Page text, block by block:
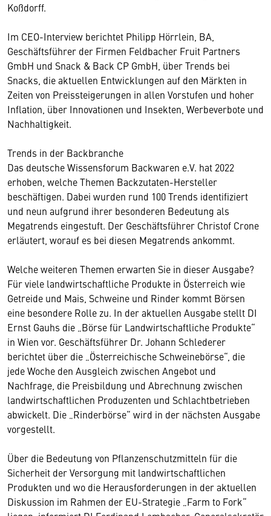
Koßdorff.
Im CEO-Interview berichtet Philipp Hörrlein, BA,
Geschäftsführer der Firmen Feldbacher Fruit Partners
GmbH und Snack & Back CP GmbH, über Trends bei
Snacks, die aktuellen Entwicklungen auf den Märkten in
Zeiten von Preissteigerungen in allen Vorstufen und hoher
Inflation, über Innovationen und Insekten, Werbeverbote und
Nachhaltigkeit.
Trends in der Backbranche
Das deutsche Wissensforum Backwaren e.V. hat 2022
erhoben, welche Themen Backzutaten-Hersteller
beschäftigen. Dabei wurden rund 100 Trends identifiziert
und neun aufgrund ihrer besonderen Bedeutung als
Megatrends eingestuft. Der Geschäftsführer Christof Crone
erläutert, worauf es bei diesen Megatrends ankommt.
Welche weiteren Themen erwarten Sie in dieser Ausgabe?
Für viele landwirtschaftliche Produkte in Österreich wie
Getreide und Mais, Schweine und Rinder kommt Börsen
eine besondere Rolle zu. In der aktuellen Ausgabe stellt DI
Ernst Gauhs die „Börse für Landwirtschaftliche Produkte“
in Wien vor. Geschäftsführer Dr. Johann Schlederer
berichtet über die „Österreichische Schweinebörse“, die
jede Woche den Ausgleich zwischen Angebot und
Nachfrage, die Preisbildung und Abrechnung zwischen
landwirtschaftlichen Produzenten und Schlachtbetrieben
abwickelt. Die „Rinderbörse“ wird in der nächsten Ausgabe
vorgestellt.
Über die Bedeutung von Pflanzenschutzmitteln für die
Sicherheit der Versorgung mit landwirtschaftlichen
Produkten und wo die Herausforderungen in der aktuellen
Diskussion im Rahmen der EU-Strategie „Farm to Fork“